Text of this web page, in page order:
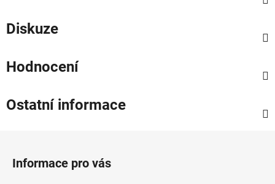
Diskuze
Hodnocení
Ostatní informace
Informace pro vás